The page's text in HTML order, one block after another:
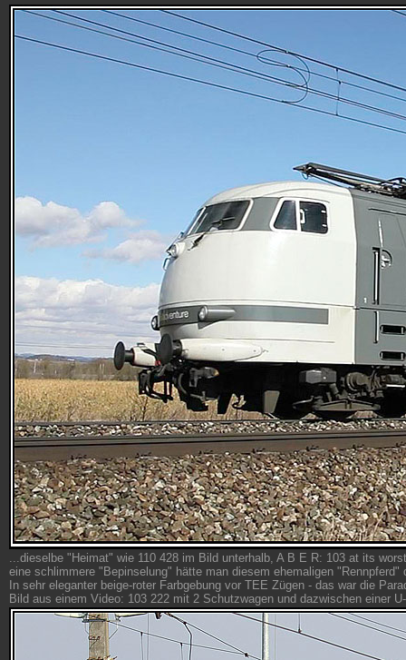
...dieselbe "Heimat" wie 110 428 im Bild unterhalb, A B E R: 103 at its
eine schlimmere "Bepinselung" hätte man diesem ehemaligen
In sehr eleganter beige-roter Farbgebung vor TEE Zügen - das war die
Bild aus einem Video: 103 222 mit 2 Schutzwagen und dazwischen einer